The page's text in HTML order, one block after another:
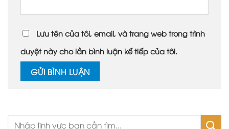
Lưu tên của tôi, email, và trang web trong trình
duyệt này cho lần bình luận kế tiếp của tôi.